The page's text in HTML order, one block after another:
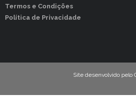
Termos e Condições
Política de Privacidade
Site desenvolvido pelo